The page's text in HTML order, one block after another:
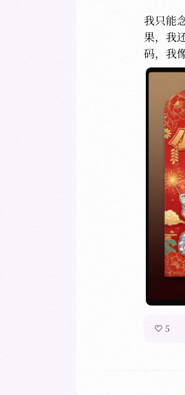
我只能
果，我
码，我
5